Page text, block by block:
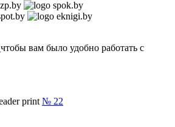
чтобы вам было удобно работать с
№ 22